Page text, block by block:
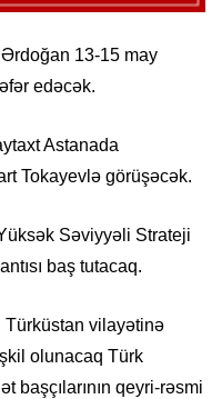
13-15 may
edəcək.
Astanada
Tokayevlə görüşəcək.
Səviyyəli Strateji
baş tutacaq.
Türküstan vilayətinə
olunacaq Türk
başçılarının qeyri-rəsmi